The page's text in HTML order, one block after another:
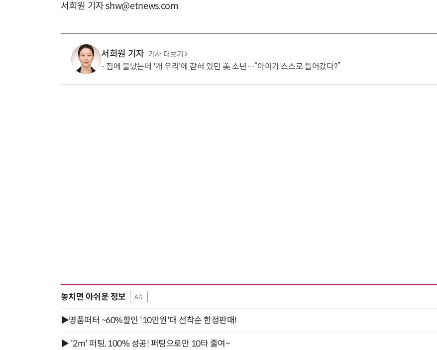
서희원 기자 shw@etnews.com
서희원 기자 기사 더보기
집에 불났는데 '개 우리'에 갇혀 있던 美 소년…“아이가 스스로 들어갔다?”
놓치면 아쉬운 정보 AD
▶명품퍼터 ~60%할인 '10만원'대 선착순 한정판매!
▶ '2m' 퍼팅, 100% 성공! 퍼팅으로만 10타 줄여~